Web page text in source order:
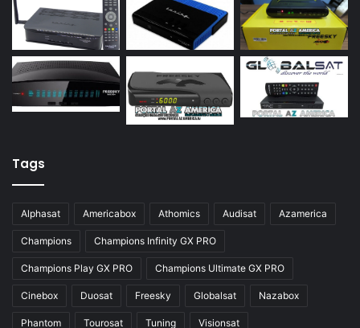
Azamerica S922 Mini
Azamerica S928
Azamerica Silver
Azamerica Silver GX PRO
Azamerica Silver IPTV
Azbox Like
Azfox
Azgold
Azplus
Azsat
Tags
Alphasat Americabox Athomics Audisat Azamerica
Champions Champions Infinity GX PRO
Champions Play GX PRO Champions Ultimate GX PRO
Cinebox Duosat Freesky Globalsat Nazabox
Phantom Tourosat Tuning Visionsat